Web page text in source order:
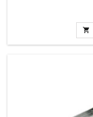
